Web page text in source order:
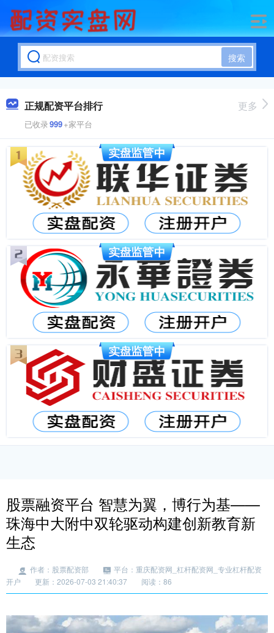
搜索
正规配资平台排行
已收录999+家平台
更多
股票融资平台 智慧为翼，博行为基——
珠海中大附中双轮驱动构建创新教育新
生态
作者：股票配资部
平台：重庆配资网_杠杆配资网_专业杠杆配资
开户
更新：2026-07-03 21:40:37 阅读：86